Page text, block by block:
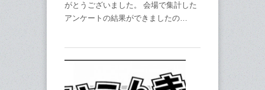
がとうございました。 会場で集計した
アンケートの結果ができましたの…